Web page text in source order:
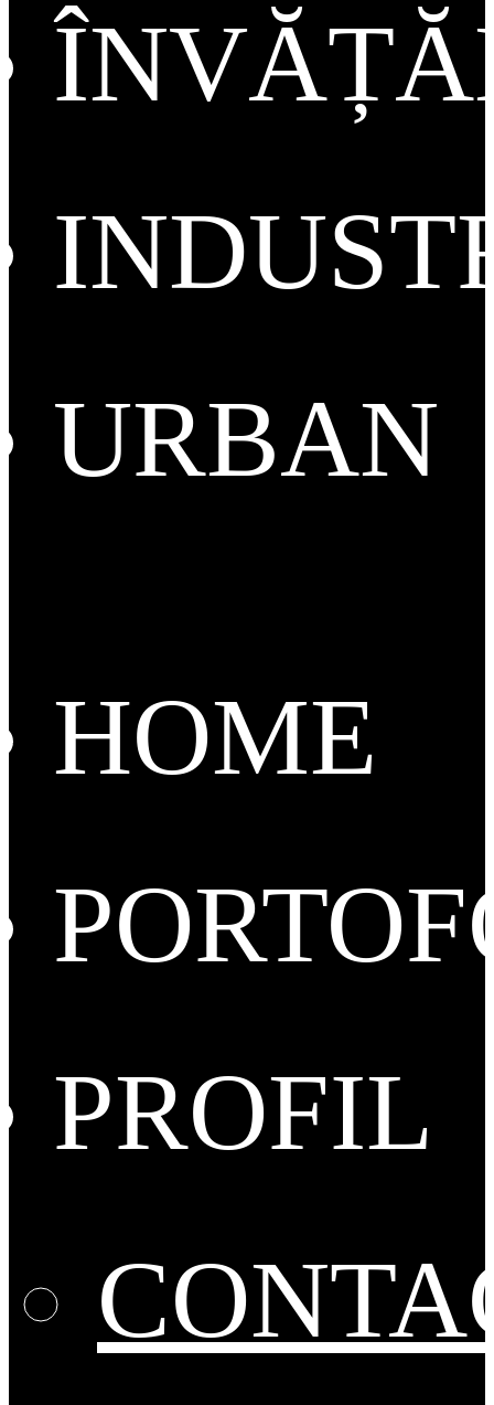
URBAN
HOME
PROFIL